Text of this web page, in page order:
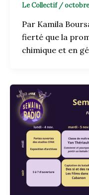
Le Collectif /
Par Kamila
fierté que la
chimique et en